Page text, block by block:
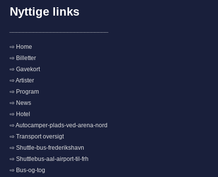
Nyttige links
⇨ Home
⇨ Billetter
⇨ Gavekort
⇨ Artister
⇨ Program
⇨ News
⇨ Hotel
⇨ Autocamper-plads-ved-arena-nord
⇨ Transport oversigt
⇨ Shuttle-bus-frederikshavn
⇨ Shuttlebus-aal-airport-til-frh
⇨ Bus-og-tog